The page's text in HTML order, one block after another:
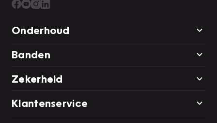
Onderhoud
Banden
Zekerheid
Klantenservice